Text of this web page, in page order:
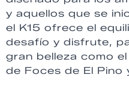
y aquellos que se
el K15 ofrece el
desafío y disfrute,
gran belleza como
de Foces de El Pino